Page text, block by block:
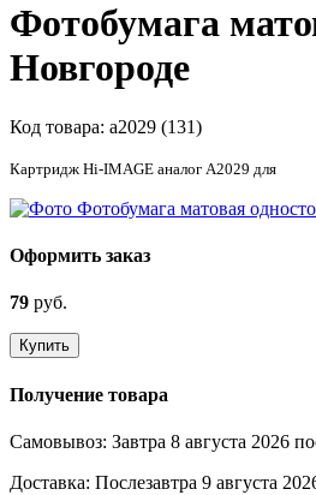
Фотобумага
Новгороде
Код товара: a2029 (131)
Картридж Hi-IMAGE аналог A2029 для
Оформить заказ
79 руб.
Купить
Получение товара
Самовывоз: Завтра 8 августа 2026
Доставка: Послезавтра 9 августа